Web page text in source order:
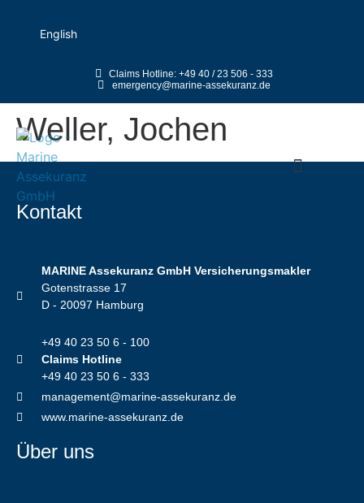
English
Claims Hotline: +49 40 / 23 506 - 333
emergency@marine-assekuranz.de
Weller, Jochen
Kontakt
MARINE Assekuranz GmbH Versicherungsmakler
Gotenstrasse 17
D - 20097 Hamburg
+49 40 23 50 6 - 100
Claims Hotline
+49 40 23 50 6 - 333
management@marine-assekuranz.de
www.marine-assekuranz.de
Über uns